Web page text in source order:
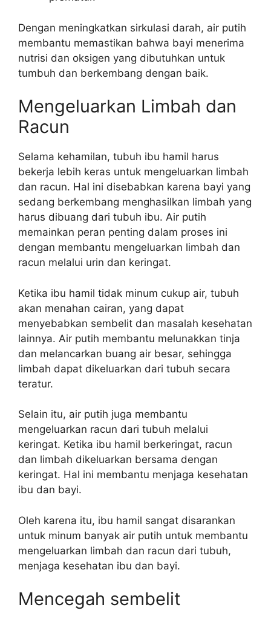
Dengan meningkatkan sirkulasi darah, air putih
membantu memastikan bahwa bayi menerima
nutrisi dan oksigen yang dibutuhkan untuk
tumbuh dan berkembang dengan baik.
Mengeluarkan Limbah dan
Racun
Selama kehamilan, tubuh ibu hamil harus
bekerja lebih keras untuk mengeluarkan limbah
dan racun. Hal ini disebabkan karena bayi yang
sedang berkembang menghasilkan limbah yang
harus dibuang dari tubuh ibu. Air putih
memainkan peran penting dalam proses ini
dengan membantu mengeluarkan limbah dan
racun melalui urin dan keringat.
Ketika ibu hamil tidak minum cukup air, tubuh
akan menahan cairan, yang dapat
menyebabkan sembelit dan masalah kesehatan
lainnya. Air putih membantu melunakkan tinja
dan melancarkan buang air besar, sehingga
limbah dapat dikeluarkan dari tubuh secara
teratur.
Selain itu, air putih juga membantu
mengeluarkan racun dari tubuh melalui
keringat. Ketika ibu hamil berkeringat, racun
dan limbah dikeluarkan bersama dengan
keringat. Hal ini membantu menjaga kesehatan
ibu dan bayi.
Oleh karena itu, ibu hamil sangat disarankan
untuk minum banyak air putih untuk membantu
mengeluarkan limbah dan racun dari tubuh,
menjaga kesehatan ibu dan bayi.
Mencegah sembelit